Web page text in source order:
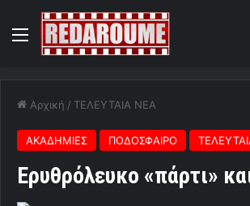
Menu
Αρχική / ΤΕΛΕΥΤΑΙΑ ΝΕΑ
ΑΚΑΔΗΜΙΕΣ ΠΟΔΟΣΦΑΙΡΟ
Ερυθρόλευκο «πάρτι»